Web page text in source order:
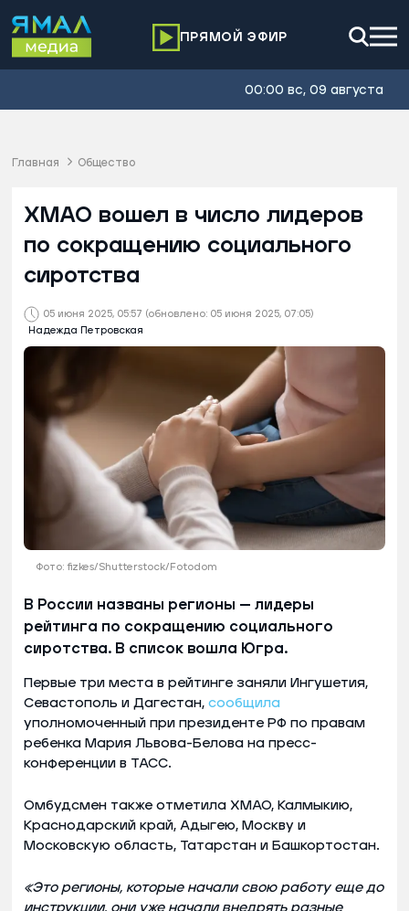
ПРЯМОЙ ЭФИР
00:00 вс, 09 августа
Главная Общество
05 июня 2025, 05:57 (обновлено: 05 июня 2025, 07:05)
Надежда Петровская
ХМАО вошел в число лидеров
по сокращению социального
сиротства
Фото: fizkes/Shutterstock/Fotodom
В России названы регионы — лидеры
рейтинга по сокращению социального
сиротства. В список вошла Югра.
Первые три места в рейтинге заняли Ингушетия,
Севастополь и Дагестан, сообщила
уполномоченный при президенте РФ по правам
ребенка Мария Львова-Белова на пресс-
конференции в ТАСС.
Омбудсмен также отметила ХМАО, Калмыкию,
Краснодарский край, Адыгею, Москву и
Московскую область, Татарстан и Башкортостан.
«Это регионы, которые начали свою работу еще до
инструкции, они уже начали внедрять разные